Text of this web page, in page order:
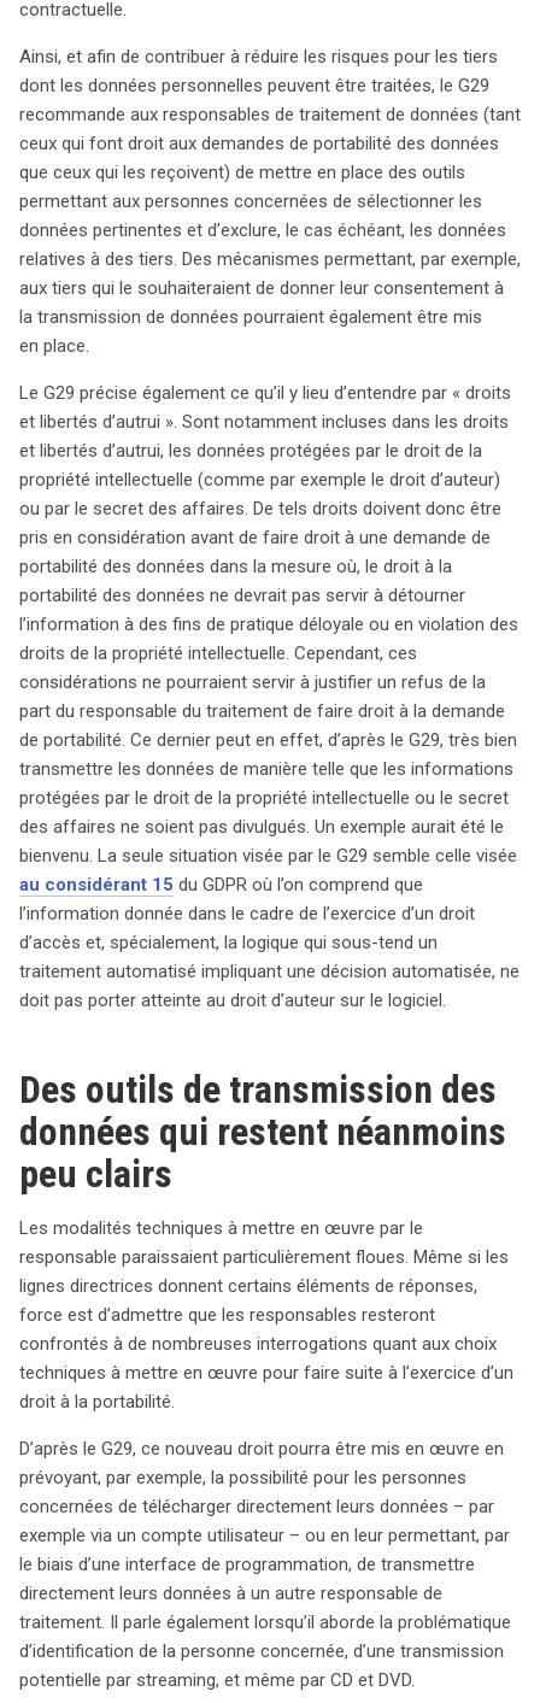
contractuelle.
Ainsi, et afin de contribuer à réduire les risques pour les tiers
dont les données personnelles peuvent être traitées, le G29
recommande aux responsables de traitement de données (tant
ceux qui font droit aux demandes de portabilité des données
que ceux qui les reçoivent) de mettre en place des outils
permettant aux personnes concernées de sélectionner les
données pertinentes et d’exclure, le cas échéant, les données
relatives à des tiers. Des mécanismes permettant, par exemple,
aux tiers qui le souhaiteraient de donner leur consentement à
la transmission de données pourraient également être mis
en place.
Le G29 précise également ce qu’il y lieu d’entendre par « droits
et libertés d’autrui ». Sont notamment incluses dans les droits
et libertés d’autrui, les données protégées par le droit de la
propriété intellectuelle (comme par exemple le droit d’auteur)
ou par le secret des affaires. De tels droits doivent donc être
pris en considération avant de faire droit à une demande de
portabilité des données dans la mesure où, le droit à la
portabilité des données ne devrait pas servir à détourner
l’information à des fins de pratique déloyale ou en violation des
droits de la propriété intellectuelle. Cependant, ces
considérations ne pourraient servir à justifier un refus de la
part du responsable du traitement de faire droit à la demande
de portabilité. Ce dernier peut en effet, d’après le G29, très bien
transmettre les données de manière telle que les informations
protégées par le droit de la propriété intellectuelle ou le secret
des affaires ne soient pas divulgués. Un exemple aurait été le
bienvenu. La seule situation visée par le G29 semble celle visée
au considérant 15 du GDPR où l’on comprend que
l’information donnée dans le cadre de l’exercice d’un droit
d’accès et, spécialement, la logique qui sous-tend un
traitement automatisé impliquant une décision automatisée, ne
doit pas porter atteinte au droit d’auteur sur le logiciel.
Des outils de transmission des
données qui restent néanmoins
peu clairs
Les modalités techniques à mettre en œuvre par le
responsable paraissaient particulièrement floues. Même si les
lignes directrices donnent certains éléments de réponses,
force est d’admettre que les responsables resteront
confrontés à de nombreuses interrogations quant aux choix
techniques à mettre en œuvre pour faire suite à l’exercice d’un
droit à la portabilité.
D’après le G29, ce nouveau droit pourra être mis en œuvre en
prévoyant, par exemple, la possibilité pour les personnes
concernées de télécharger directement leurs données – par
exemple via un compte utilisateur – ou en leur permettant, par
le biais d’une interface de programmation, de transmettre
directement leurs données à un autre responsable de
traitement. Il parle également lorsqu’il aborde la problématique
d’identification de la personne concernée, d’une transmission
potentielle par streaming, et même par CD et DVD.